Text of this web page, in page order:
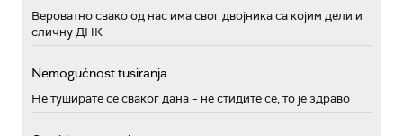
Вероватно свако од нас има свог двојника са којим дели и
сличну ДНК
Nemogućnost tusiranja
Не туширате се сваког дана – не стидите се, то је здраво